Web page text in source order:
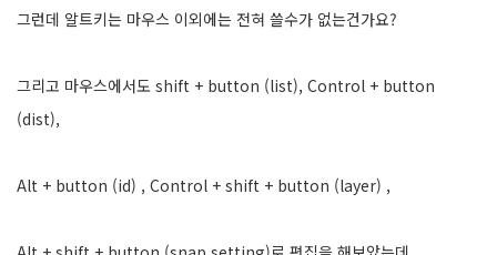
그런데 알트키는 마우스 이외에는 전혀 쓸수가 없는건가요?
그리고 마우스에서도 shift + button (list), Control + button
(dist),
Alt + button (id) , Control + shift + button (layer) ,